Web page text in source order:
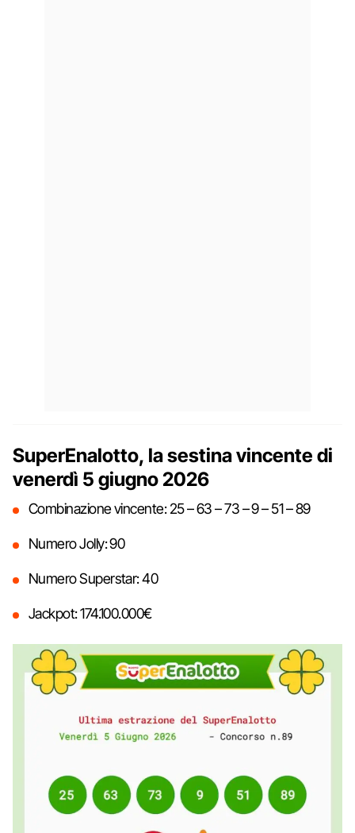
SuperEnalotto, la sestina vincente di
venerdì 5 giugno 2026
Combinazione vincente: 25 – 63 – 73 – 9 – 51 – 89
Numero Jolly: 90
Numero Superstar: 40
Jackpot: 174.100.000€